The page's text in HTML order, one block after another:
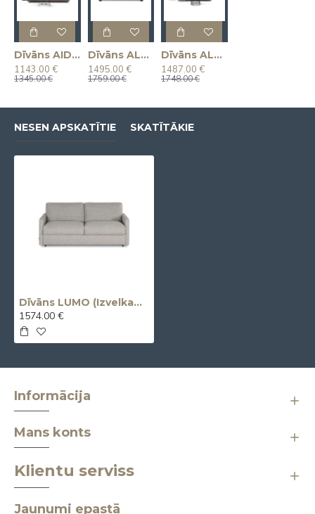
Dīvāns AIDA (Izvelkams) (Divvietīgs)
1143.00 €
1345.00 €
Dīvāns ALBA (Izvelkams) (Divvietīgs)
1495.00 €
1759.00 €
Dīvāns ALPHA (Izvelkams) (Divvietīgs)
1487.00 €
1748.00 €
NESEN APSKATĪTIE SKATĪTĀKIE
Dīvāns LUMO (Izvelkams) (Divvietīgs)
1574.00 €
Informācija
Mans konts
Klientu serviss
Jaunumi epastā